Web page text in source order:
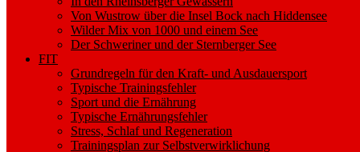
Von Wustrow über die Insel Bock nach Hiddensee
Wilder Mix von 1000 und einem See
Der Schweriner und der Sternberger See
FIT
Grundregeln für den Kraft- und Ausdauersport
Typische Trainingsfehler
Sport und die Ernährung
Typische Ernährungsfehler
Stress, Schlaf und Regeneration
Trainingsplan zur Selbstverwirklichung